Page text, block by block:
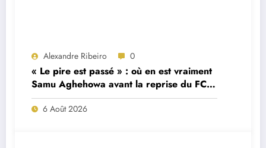
Alexandre Ribeiro 0
« Le pire est passé » : où en est vraiment
Samu Aghehowa avant la reprise du FC
Porto ?
6 Août 2026